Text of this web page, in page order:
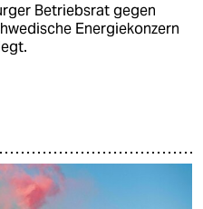
Betriebsrat gegen
Energiekonzern